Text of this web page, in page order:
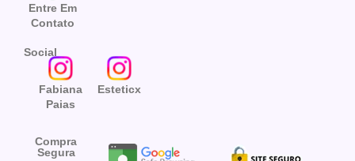
Entre Em
Contato
Social
Fabiana
Paias
Esteticx
Compra
Segura